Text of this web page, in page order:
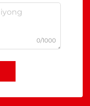
0/1000